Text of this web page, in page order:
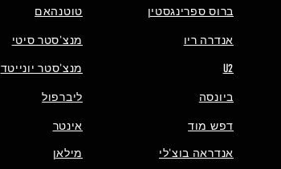
טוטנהאם
מנצ'סטר סיטי
מנצ'סטר יונייטד
ליברפול
אינטר
מילאן
ברוס ספרינגסטין
אנדרה ריו
U2
ביונסה
דפש מוד
אנדראה בוצ'לי